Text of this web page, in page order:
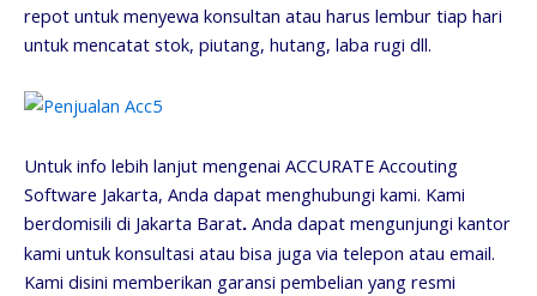
repot untuk menyewa konsultan atau harus lembur tiap hari
untuk mencatat stok, piutang, hutang, laba rugi dll.
Untuk info lebih lanjut mengenai ACCURATE Accouting
Software Jakarta, Anda dapat menghubungi kami. Kami
berdomisili di Jakarta Barat. Anda dapat mengunjungi kantor
kami untuk konsultasi atau bisa juga via telepon atau email.
Kami disini memberikan garansi pembelian yang resmi